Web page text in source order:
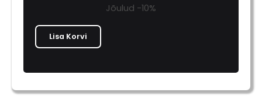
Jõulud -10%
Lisa Korvi